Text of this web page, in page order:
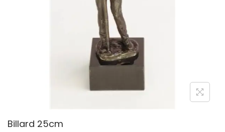
Billard 25cm